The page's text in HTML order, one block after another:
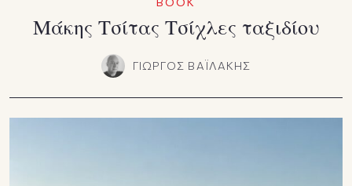
Μάκης Τσίτας Τσίχλες ταξιδίου
ΓΙΩΡΓΟΣ ΒΑΪΛΑΚΗΣ